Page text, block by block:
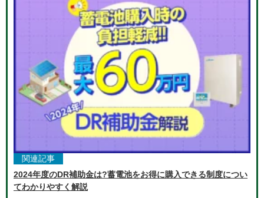
関連記事
2024年度のDR補助金は?蓄電池をお得に購入できる制度につい
てわかりやすく解説